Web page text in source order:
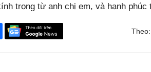
trọng từ anh chị em, và hạnh phúc
Theo: